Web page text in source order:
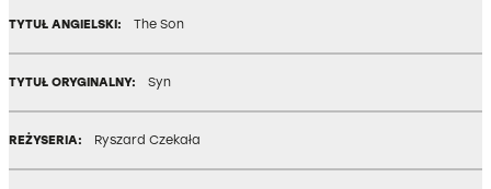
TYTUŁ ANGIELSKI: The Son
TYTUŁ ORYGINALNY: Syn
REŻYSERIA: Ryszard Czekała